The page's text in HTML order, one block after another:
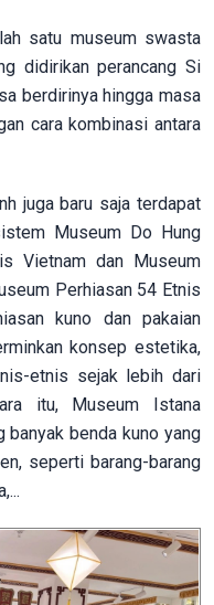
satu museum swasta
didirikan perancang Si
berdirinya hingga masa
cara kombinasi antara
juga baru saja terdapat
Museum Do Hung
Vietnam dan Museum
Perhiasan 54 Etnis
kuno dan pakaian
konsep estetika,
etnis sejak lebih dari
itu, Museum Istana
banyak benda kuno yang
seperti barang-barang